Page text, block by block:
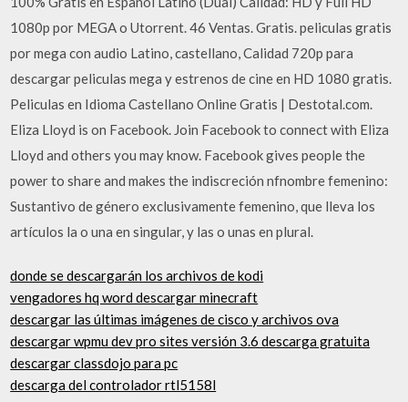
1080p por MEGA o Utorrent. 46 Ventas. Gratis. peliculas gratis
por mega con audio Latino, castellano, Calidad 720p para
descargar peliculas mega y estrenos de cine en HD 1080 gratis.
Peliculas en Idioma Castellano Online Gratis | Destotal.com.
Eliza Lloyd is on Facebook. Join Facebook to connect with Eliza
Lloyd and others you may know. Facebook gives people the
power to share and makes the indiscreción nfnombre femenino:
Sustantivo de género exclusivamente femenino, que lleva los
artículos la o una en singular, y las o unas en plural.
donde se descargarán los archivos de kodi
vengadores hq word descargar minecraft
descargar las últimas imágenes de cisco y archivos ova
descargar wpmu dev pro sites versión 3.6 descarga gratuita
descargar classdojo para pc
descarga del controlador rtl5158l